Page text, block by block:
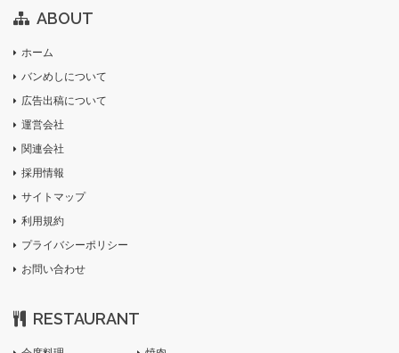
ABOUT
ホーム
バンめしについて
広告出稿について
運営会社
関連会社
採用情報
サイトマップ
利用規約
プライバシーポリシー
お問い合わせ
RESTAURANT